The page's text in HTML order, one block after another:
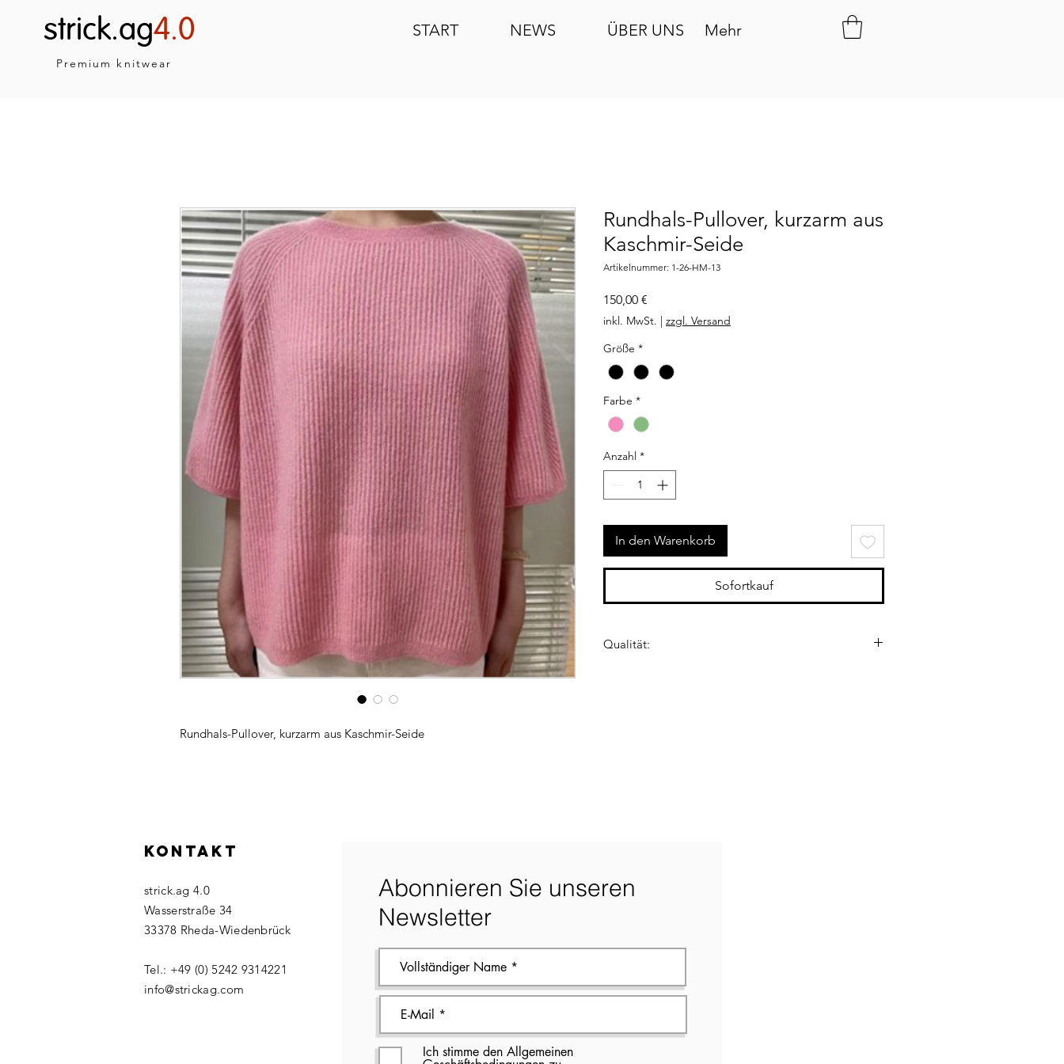
strick.ag4.0
Premium knitwear
START NEWS ÜBER UNS Mehr
Rundhals-Pullover, kurzarm aus Kaschmir-Seide
Rundhals-Pullover, kurzarm aus
Kaschmir-Seide
Artikelnummer: 1-26-HM-13
150,00 €
inkl. MwSt. | zzgl. Versand
Größe *
Farbe *
Anzahl *
In den Warenkorb
Sofortkauf
Qualität:
KONTAKT
strick.ag 4.0
Wasserstraße 34
33378 Rheda-Wiedenbrück
Tel.: +49 (0) 5242 9314221
info@strickag.com
Abonnieren Sie unseren
Newsletter
Ich stimme den Allgemeinen